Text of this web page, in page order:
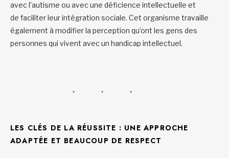
avec l’autisme ou avec une déficience intellectuelle et
de faciliter leur intégration sociale. Cet organisme travaille
également à modifier la perception qu’ont les gens des
personnes qui vivent avec un handicap intellectuel.
LES CLÉS DE LA RÉUSSITE : UNE APPROCHE
ADAPTÉE ET BEAUCOUP DE RESPECT